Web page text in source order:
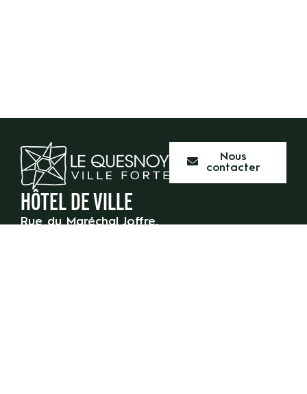
Nous
contacter
HÔTEL DE VILLE
Rue du Maréchal Joffre,